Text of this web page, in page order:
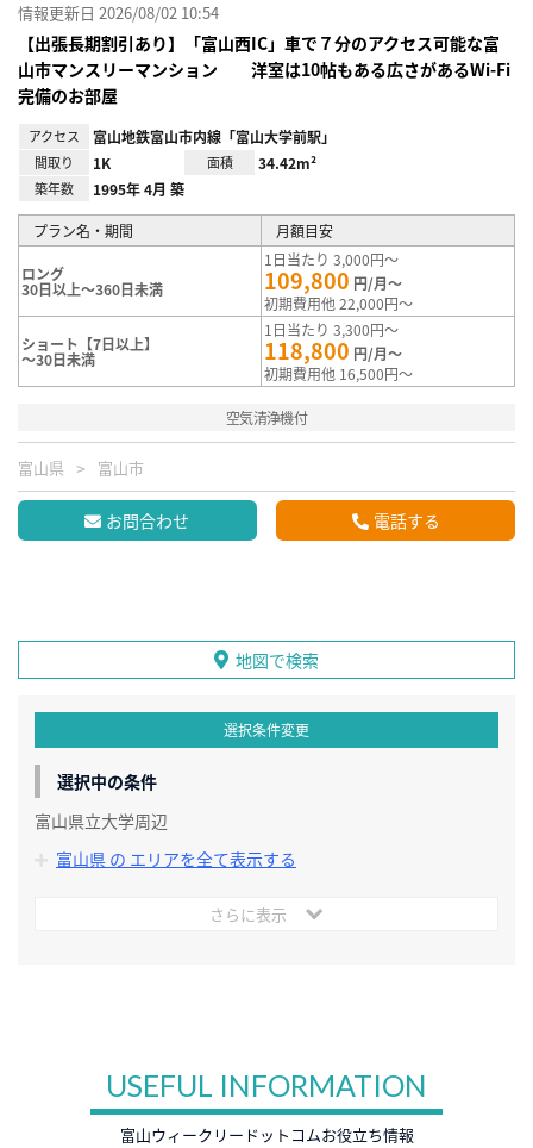
情報更新日 2026/08/02 10:54
【出張長期割引あり】「富山西IC」車で７分のアクセス可能な富
山市マンスリーマンション 洋室は10帖もある広さがあるWi-Fi
完備のお部屋
アクセス 富山地鉄富山市内線「富山大学前駅」
間取り 1K 面積 34.42m²
築年数 1995年 4月 築
プラン名・期間 月額目安
ロング
30日以上～360日未満
1日当たり 3,000円～
109,800 円/月～
初期費用他 22,000円～
ショート【7日以上】
～30日未満
1日当たり 3,300円～
118,800 円/月～
初期費用他 16,500円～
空気清浄機付
富山県 富山市
お問合わせ 電話する
地図で検索
選択条件変更
選択中の条件
富山県立大学周辺
富山県 の エリアを全て表示する
さらに表示
USEFUL INFORMATION
富山ウィークリードットコムお役立ち情報